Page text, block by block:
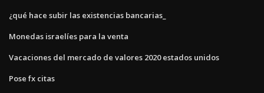
¿qué hace subir las existencias bancarias_
Monedas israelíes para la venta
Vacaciones del mercado de valores 2020 estados unidos
Pose fx citas